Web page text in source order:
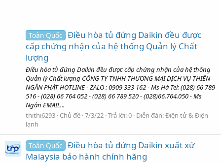
Toàn Quốc Điều hòa tủ đứng Daikin đều được
cấp chứng nhận của hệ thống Quản lý Chất
lượng
Điều hòa tủ đứng Daikin đều được cấp chứng nhận của hệ thống
Quản lý Chất lượng CÔNG TY TNHH THƯƠNG MẠI DỊCH VỤ THIÊN
NGÂN PHÁT HOTLINE - ZALO : 0909 333 162 - Ms Hà Tel: (028) 66 789
516 - (028) 66 764 052 - (028) 66 789 520 - (028)66.764.050 - Ms
Ngân EMAIL...
thithi6293 Chủ đề 7/3/22 Trả lời: 0 Diễn đàn:Điện tử & Điện
lạnh
Toàn Quốc Điều hòa tủ đứng Daikin xuất xứ
Malaysia bảo hành chính hãng